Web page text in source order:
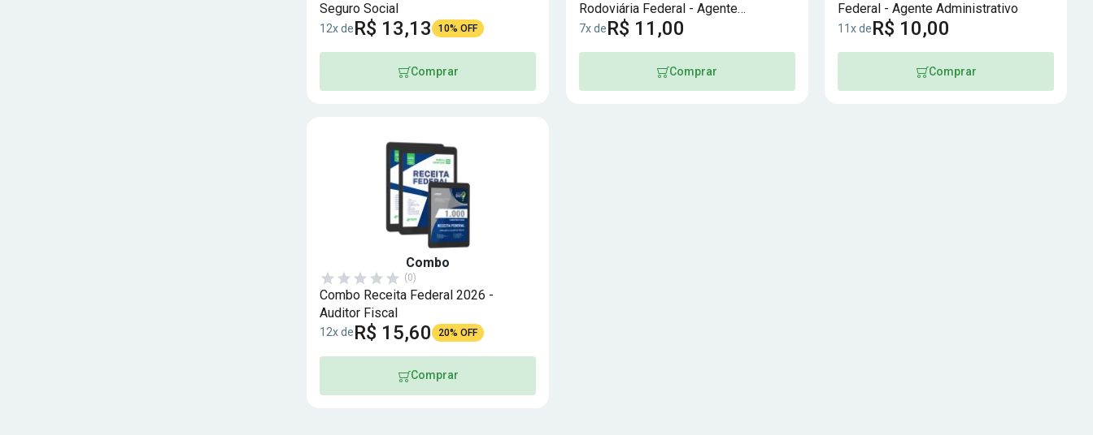
Seguro Social
12x deR$ 13,13 10% OFF
Comprar
Rodoviária Federal - Agente
Administrativo
7x deR$ 11,00
Comprar
Federal - Agente Administrativo
11x deR$ 10,00
Comprar
Combo
(0)
Combo Receita Federal 2026 -
Auditor Fiscal
12x deR$ 15,60 20% OFF
Comprar